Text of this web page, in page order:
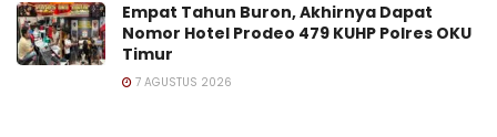
Empat Tahun Buron, Akhirnya Dapat
Nomor Hotel Prodeo 479 KUHP Polres OKU
Timur
7 AGUSTUS 2026